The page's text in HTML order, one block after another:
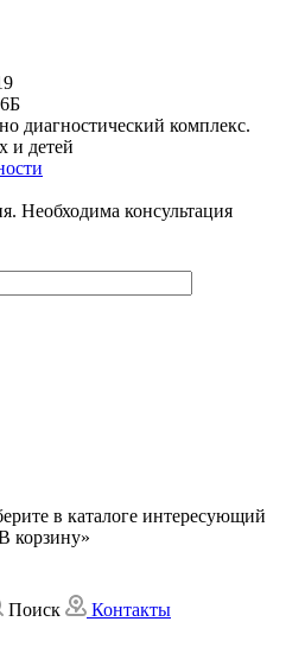
диагностический комплекс.
и детей
Необходима консультация
в каталоге интересующий
корзину»
Поиск Контакты